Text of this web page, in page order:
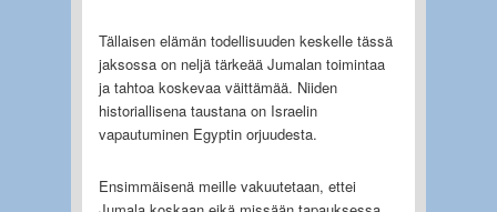
Tällaisen elämän todellisuuden keskelle tässä
jaksossa on neljä tärkeää Jumalan toimintaa
ja tahtoa koskevaa väittämää. Niiden
historiallisena taustana on Israelin
vapautuminen Egyptin orjuudesta.
Ensimmäisenä meille vakuutetaan, ettei